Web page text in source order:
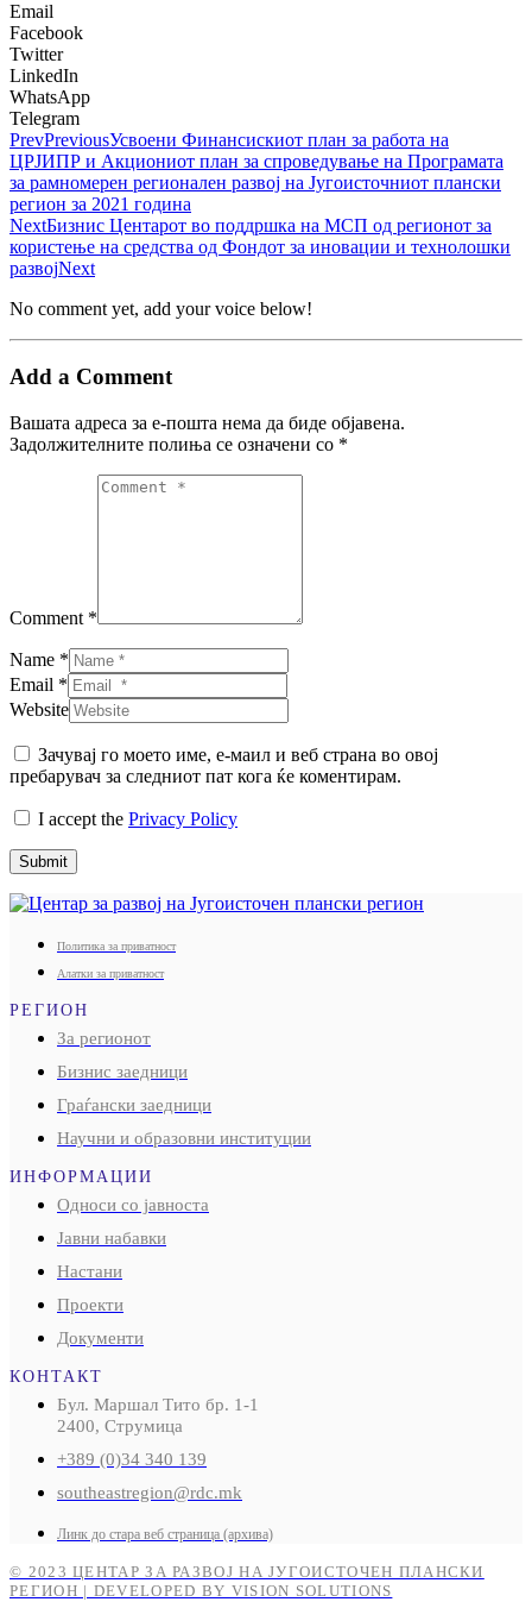
Email
Facebook
Twitter
LinkedIn
WhatsApp
Telegram
PrevPreviousУсвоени Финансискиот план за работа на
ЦРЈИПР и Акциониот план за спроведување на Програмата
за рамномерен регионален развој на Југоисточниот плански
регион за 2021 година
NextБизнис Центарот во поддршка на МСП од регионот за
користење на средства од Фондот за иновации и технолошки
развојNext
No comment yet, add your voice below!
Add a Comment
Вашата адреса за е-пошта нема да биде објавена.
Задолжителните полиња се означени со *
Comment *
Name *
Email *
Website
Зачувај го моето име, е-маил и веб страна во овој
пребарувач за следниот пат кога ќе коментирам.
I accept the Privacy Policy
Submit
Политика за приватност
Алатки за приватност
РЕГИОН
За регионот
Бизнис заедници
Граѓански заедници
Научни и образовни институции
ИНФОРМАЦИИ
Односи со јавноста
Јавни набавки
Настани
Проекти
Документи
КОНТАКТ
Бул. Маршал Тито бр. 1-1
2400, Струмица
+389 (0)34 340 139
southeastregion@rdc.mk
Линк до стара веб страница (архива)
© 2023 ЦЕНТАР ЗА РАЗВОЈ НА ЈУГОИСТОЧЕН ПЛАНСКИ
РЕГИОН | DEVELOPED BY VISION SOLUTIONS